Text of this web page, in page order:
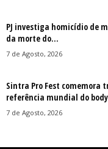
PJ investiga homicídio de
da morte do...
7 de Agosto, 2026
Sintra Pro Fest comemora
referência mundial do
7 de Agosto, 2026